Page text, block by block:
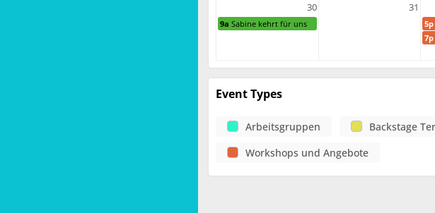
30 31
9a Sabine kehrt für uns 5p
7p
Event Types
Arbeitsgruppen Backstage
Workshops und Angebote